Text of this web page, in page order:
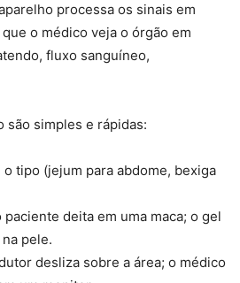
processa os sinais em
o médico veja o órgão em
fluxo sanguíneo,
são simples e rápidas:
tipo (jejum para abdome, bexiga
paciente deita em uma maca; o gel
pele.
desliza sobre a área; o médico